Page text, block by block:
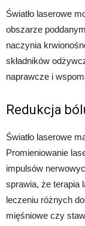
Światło laserowe
obszarze
naczynia
składników
naprawcze i
Redukcja
Światło laserowe
Promieniowanie
impulsów
sprawia, że terapia
leczeniu różnych
mięśniowe czy